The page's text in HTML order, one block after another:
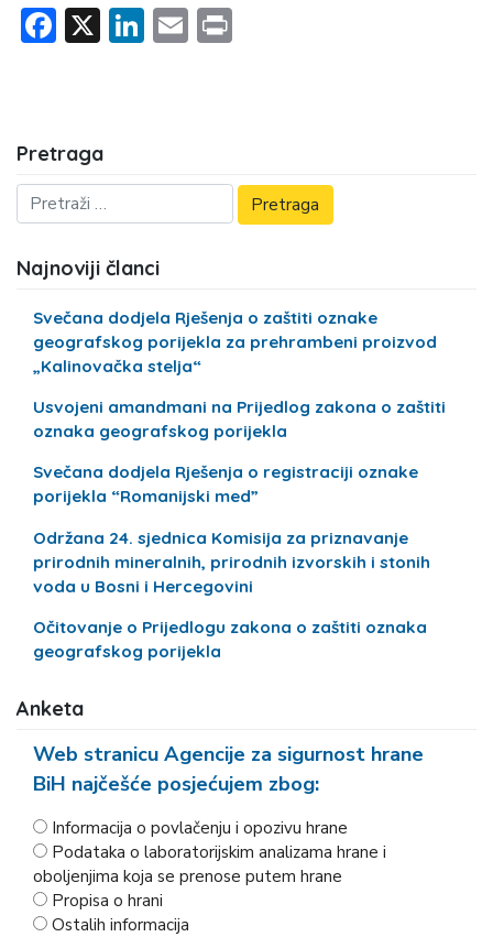
Facebook
X LinkedIn
Email
Pretraga
Najnoviji članci
Svečana dodjela Rješenja o zaštiti oznake
geografskog porijekla za prehrambeni proizvod
„Kalinovačka stelja“
Usvojeni amandmani na Prijedlog zakona o zaštiti
oznaka geografskog porijekla
Svečana dodjela Rješenja o registraciji oznake
porijekla “Romanijski med”
Održana 24. sjednica Komisija za priznavanje
prirodnih mineralnih, prirodnih izvorskih i stonih
voda u Bosni i Hercegovini
Očitovanje o Prijedlogu zakona o zaštiti oznaka
geografskog porijekla
Anketa
Web stranicu Agencije za sigurnost hrane
BiH najčešće posjećujem zbog:
Informacija o povlačenju i opozivu hrane
Podataka o laboratorijskim analizama hrane i
oboljenjima koja se prenose putem hrane
Propisa o hrani
Ostalih informacija